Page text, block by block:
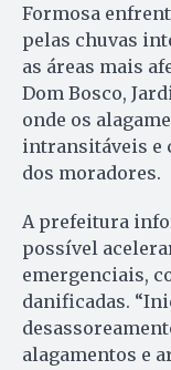
Formosa
pelas chuvas
as áreas mais
Dom Bosco,
onde os
intransitáveis e
dos moradores.
A prefeitura
possível
emergenciais,
danificadas.
alagamentos e